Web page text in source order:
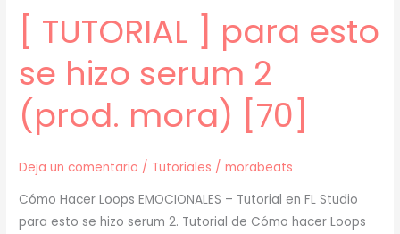
[ TUTORIAL ] para esto
se hizo serum 2
(prod. mora) [70]
Deja un comentario / Tutoriales /morabeats
Cómo Hacer Loops EMOCIONALES – Tutorial en FL Studio
para esto se hizo serum 2. Tutorial de Cómo hacer Loops